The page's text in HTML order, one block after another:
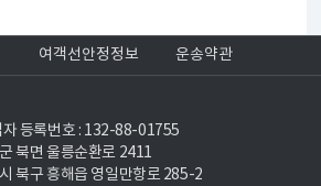
여객선안정정보 운송약관
자 등록번호 : 132-88-01755
북면 울릉순환로 2411
북구 흥해읍 영일만항로 285-2